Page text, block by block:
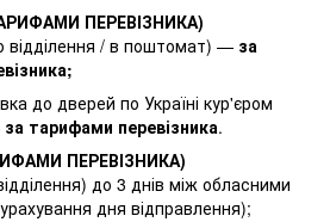
ПЕРЕВІЗНИКА)
/ в поштомат) — за
;
до дверей по Україні кур'єром
за тарифами перевізника.
ПЕРЕВІЗНИКА)
до 3 днів між обласними
дня відправлення);